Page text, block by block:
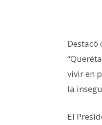
vivir en
la
El